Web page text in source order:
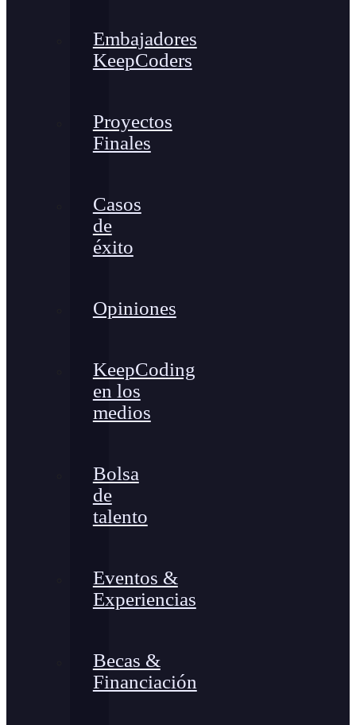
Embajadores
KeepCoders
Proyectos
Finales
Casos
de
éxito
Opiniones
KeepCoding
en los
medios
Bolsa
de
talento
Eventos &
Experiencias
Becas &
Financiación